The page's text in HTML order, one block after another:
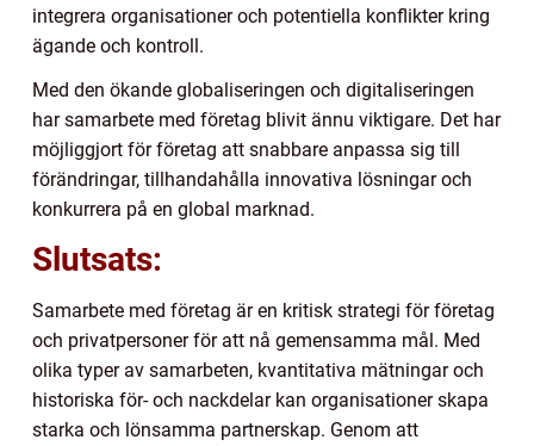
integrera organisationer och potentiella konflikter kring
ägande och kontroll.
Med den ökande globaliseringen och digitaliseringen
har samarbete med företag blivit ännu viktigare. Det har
möjliggjort för företag att snabbare anpassa sig till
förändringar, tillhandahålla innovativa lösningar och
konkurrera på en global marknad.
Slutsats:
Samarbete med företag är en kritisk strategi för företag
och privatpersoner för att nå gemensamma mål. Med
olika typer av samarbeten, kvantitativa mätningar och
historiska för- och nackdelar kan organisationer skapa
starka och lönsamma partnerskap. Genom att